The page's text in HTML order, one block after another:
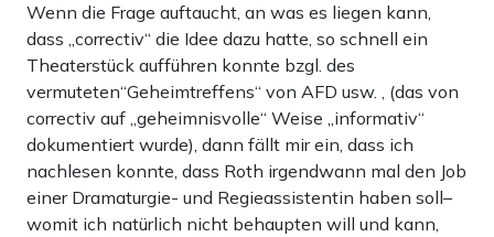
Wenn die Frage auftaucht, an was es liegen kann,
dass „correctiv“ die Idee dazu hatte, so schnell ein
Theaterstück aufführen konnte bzgl. des
vermuteten“Geheimtreffens“ von AFD usw. , (das von
correctiv auf „geheimnisvolle“ Weise „informativ“
dokumentiert wurde), dann fällt mir ein, dass ich
nachlesen konnte, dass Roth irgendwann mal den Job
einer Dramaturgie- und Regieassistentin haben soll–
womit ich natürlich nicht behaupten will und kann,